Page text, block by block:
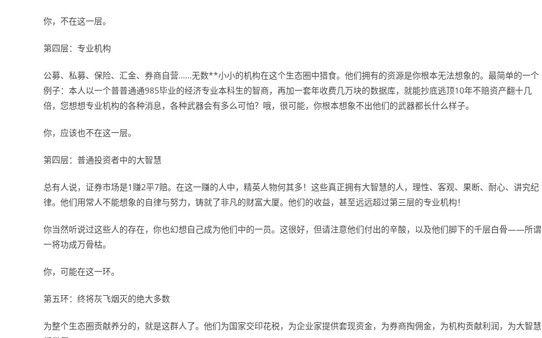
你，不在这一层。
第四层：专业机构
公募、私募、保险、汇金、券商自营……无数**小小的机构在这个生态圈中猎食。他们拥有的资源是你根本无法想象的。最简单的一个
例子：本人以一个普普通通985毕业的经济专业本科生的智商，再加一套年收费几万块的数据库，就能抄底逃顶10年不赔资产翻十几
倍，您想想专业机构的各种消息，各种武器会有多么可怕？哦，很可能，你根本想象不出他们的武器都长什么样子。
你，应该也不在这一层。
第四层：普通投资者中的大智慧
总有人说，证券市场是1赚2平7赔。在这一赚的人中，精英人物何其多！这些真正拥有大智慧的人，理性、客观、果断、耐心、讲究纪
律。他们用常人不能想象的自律与努力，铸就了非凡的财富大厦。他们的收益，甚至远远超过第三层的专业机构！
你当然听说过这些人的存在，你也幻想自己成为他们中的一员。这很好，但请注意他们付出的辛酸，以及他们脚下的千层白骨——所谓
一将功成万骨枯。
你，可能在这一环。
第五环：终将灰飞烟灭的绝大多数
为整个生态圈贡献养分的，就是这群人了。他们为国家交印花税，为企业家提供套现资金，为券商掏佣金，为机构贡献利润，为大智慧